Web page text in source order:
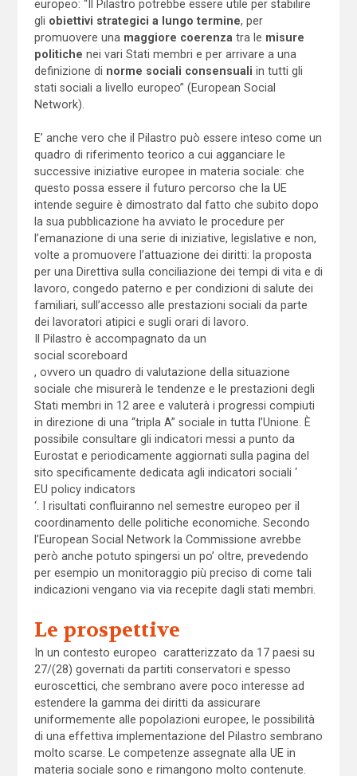
europeo: “Il Pilastro potrebbe essere utile per stabilire
gli obiettivi strategici a lungo termine, per
promuovere una maggiore coerenza tra le misure
politiche nei vari Stati membri e per arrivare a una
definizione di norme sociali consensuali in tutti gli
stati sociali a livello europeo” (European Social
Network).
E’ anche vero che il Pilastro può essere inteso come un
quadro di riferimento teorico a cui agganciare le
successive iniziative europee in materia sociale: che
questo possa essere il futuro percorso che la UE
intende seguire è dimostrato dal fatto che subito dopo
la sua pubblicazione ha avviato le procedure per
l’emanazione di una serie di iniziative, legislative e non,
volte a promuovere l’attuazione dei diritti: la proposta
per una Direttiva sulla conciliazione dei tempi di vita e di
lavoro, congedo paterno e per condizioni di salute dei
familiari, sull’accesso alle prestazioni sociali da parte
dei lavoratori atipici e sugli orari di lavoro.
Il Pilastro è accompagnato da un
social scoreboard
, ovvero un quadro di valutazione della situazione
sociale che misurerà le tendenze e le prestazioni degli
Stati membri in 12 aree e valuterà i progressi compiuti
in direzione di una “tripla A” sociale in tutta l’Unione. È
possibile consultare gli indicatori messi a punto da
Eurostat e periodicamente aggiornati sulla pagina del
sito specificamente dedicata agli indicatori sociali ‘
EU policy indicators
‘. I risultati confluiranno nel semestre europeo per il
coordinamento delle politiche economiche. Secondo
l’European Social Network la Commissione avrebbe
però anche potuto spingersi un po’ oltre, prevedendo
per esempio un monitoraggio più preciso di come tali
indicazioni vengano via via recepite dagli stati membri.
Le prospettive
In un contesto europeo caratterizzato da 17 paesi su
27/(28) governati da partiti conservatori e spesso
euroscettici, che sembrano avere poco interesse ad
estendere la gamma dei diritti da assicurare
uniformemente alle popolazioni europee, le possibilità
di una effettiva implementazione del Pilastro sembrano
molto scarse. Le competenze assegnate alla UE in
materia sociale sono e rimangono molto contenute.